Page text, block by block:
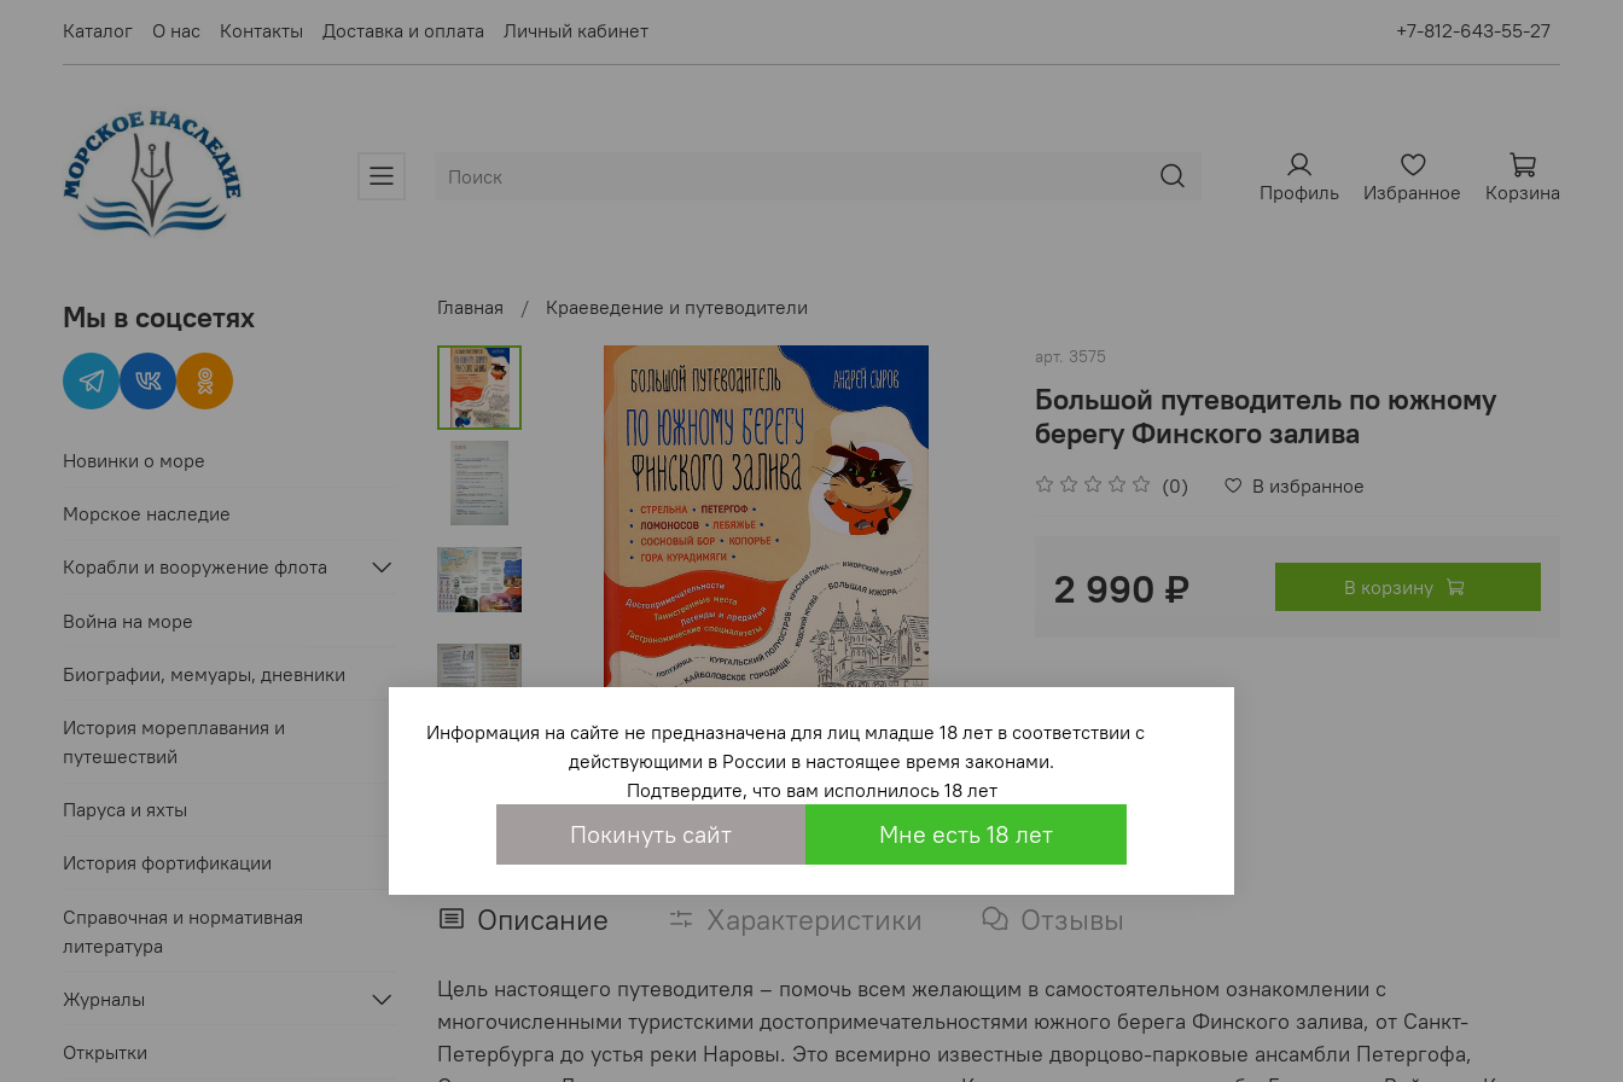
Каталог О нас Контакты Доставка и оплата Личный кабинет +7-812-643-55-27
Профиль Избранное Корзина
Главная Краеведение и путеводители
арт. 3575
Большой путеводитель по южному
берегу Финского залива
(0) В избранное
2 990 ₽ В корзину
Описание Характеристики Отзывы
Цель настоящего путеводителя – помочь всем желающим в самостоятельном ознакомлении с
многочисленными туристскими достопримечательностями южного берега Финского залива, от Санкт-
Петербурга до устья реки Наровы. Это всемирно известные дворцово-парковые ансамбли Петергофа,
Мы в соцсетях
Новинки о море
Морское наследие
Корабли и вооружение флота
Война на море
Биографии, мемуары, дневники
История мореплавания и
путешествий
Паруса и яхты
История фортификации
Справочная и нормативная
литература
Журналы
Открытки
Информация на сайте не предназначена для лиц младше 18 лет в соответствии с
действующими в России в настоящее время законами.
Подтвердите, что вам исполнилось 18 лет
Покинуть сайт Мне есть 18 лет